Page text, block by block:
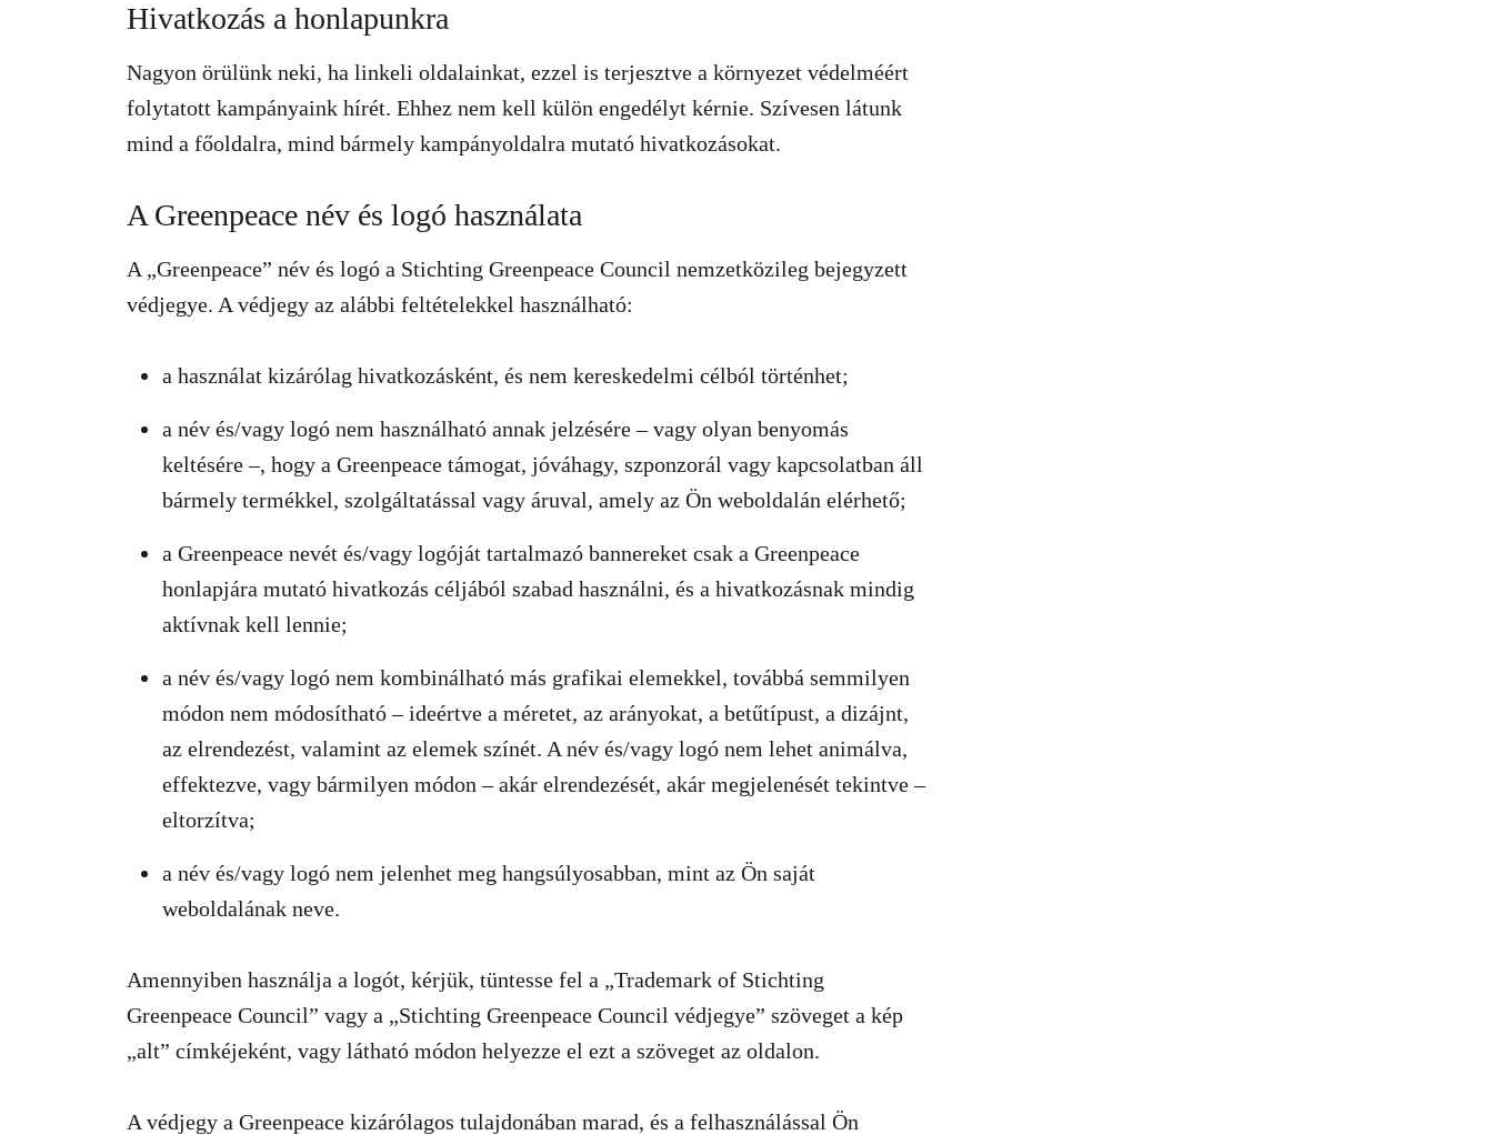
Hivatkozás a honlapunkra
Nagyon örülünk neki, ha linkeli oldalainkat, ezzel is terjesztve a környezet védelméért
folytatott kampányaink hírét. Ehhez nem kell külön engedélyt kérnie. Szívesen látunk
mind a főoldalra, mind bármely kampányoldalra mutató hivatkozásokat.
A Greenpeace név és logó használata
A „Greenpeace” név és logó a Stichting Greenpeace Council nemzetközileg bejegyzett
védjegye. A védjegy az alábbi feltételekkel használható:
a használat kizárólag hivatkozásként, és nem kereskedelmi célból történhet;
a név és/vagy logó nem használható annak jelzésére – vagy olyan benyomás
keltésére –, hogy a Greenpeace támogat, jóváhagy, szponzorál vagy kapcsolatban áll
bármely termékkel, szolgáltatással vagy áruval, amely az Ön weboldalán elérhető;
a Greenpeace nevét és/vagy logóját tartalmazó bannereket csak a Greenpeace
honlapjára mutató hivatkozás céljából szabad használni, és a hivatkozásnak mindig
aktívnak kell lennie;
a név és/vagy logó nem kombinálható más grafikai elemekkel, továbbá semmilyen
módon nem módosítható – ideértve a méretet, az arányokat, a betűtípust, a dizájnt,
az elrendezést, valamint az elemek színét. A név és/vagy logó nem lehet animálva,
effektezve, vagy bármilyen módon – akár elrendezését, akár megjelenését tekintve –
eltorzítva;
a név és/vagy logó nem jelenhet meg hangsúlyosabban, mint az Ön saját
weboldalának neve.
Amennyiben használja a logót, kérjük, tüntesse fel a „Trademark of Stichting
Greenpeace Council” vagy a „Stichting Greenpeace Council védjegye” szöveget a kép
„alt” címkéjeként, vagy látható módon helyezze el ezt a szöveget az oldalon.
A védjegy a Greenpeace kizárólagos tulajdonában marad, és a felhasználással Ön